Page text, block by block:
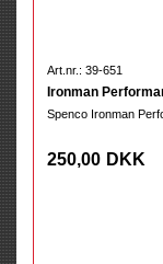
Art.nr.: 39-651
Ironman
Spenco Ironman
250,00 DKK